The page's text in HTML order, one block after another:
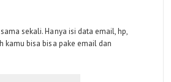
sekali. Hanya isi data email, hp,
kamu bisa bisa pake email dan